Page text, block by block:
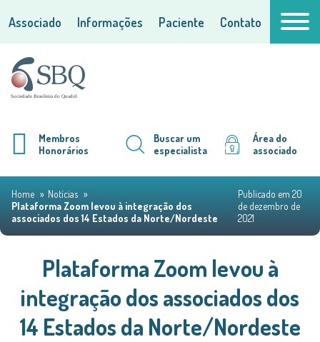
Associado Informações Paciente Contato
Membros
Honorários
Buscar um
especialista
Área do
associado
Home
Notícias
Plataforma Zoom levou à integração dos
associados dos 14 Estados da Norte/Nordeste
Publicado em 20
de dezembro de
2021
Plataforma Zoom levou à
integração dos associados dos
14 Estados da Norte/Nordeste